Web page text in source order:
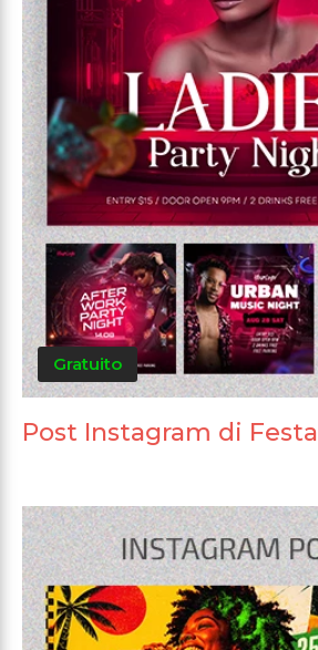
Gratuito
Post Instagram di Festa